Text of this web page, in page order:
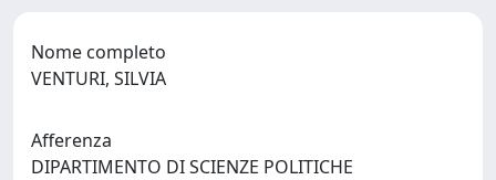
Nome completo
VENTURI, SILVIA
Afferenza
DIPARTIMENTO DI SCIENZE POLITICHE